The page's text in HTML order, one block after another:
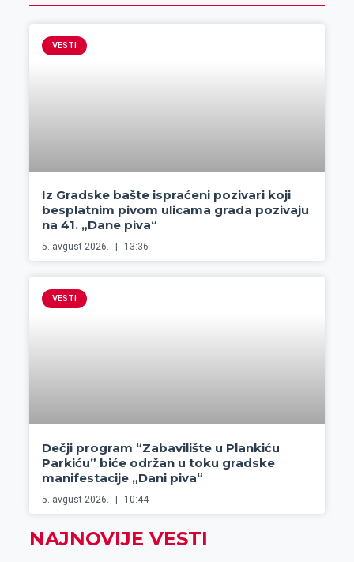
VESTI
Iz Gradske bašte ispraćeni pozivari koji
besplatnim pivom ulicama grada pozivaju
na 41. „Dane piva“
5. avgust 2026. 13:36
VESTI
Dečji program “Zabavilište u Plankiću
Parkiću” biće održan u toku gradske
manifestacije „Dani piva“
5. avgust 2026. 10:44
NAJNOVIJE VESTI